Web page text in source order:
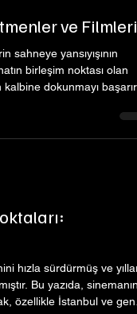
ve Filmleri
yansıyışının
birleşim noktası olan
dokunmayı
iyi yönetmenler ve
kültürünün derinliklerine
hızla sürdürmüş ve
Bu yazıda,
özellikle İstanbul ve